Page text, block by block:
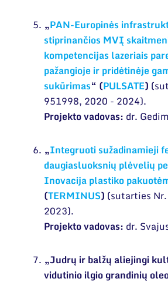
„PAN-Europinės
stiprinančios MVĮ
kompetencijas lazeriais
pažangioje ir pridėtinėje
sukūrimas“ (PULSATE)
951998, 2020 - 2024).
Projekto vadovas: dr.
„Integruoti sužadinamieji
daugiasluoksnių plėvelių
Inovacija plastiko
(TERMINUS) (sutarties
2023).
Projekto vadovas: dr.
„Judrų ir balžų aliejingi
vidutinio ilgio grandinių